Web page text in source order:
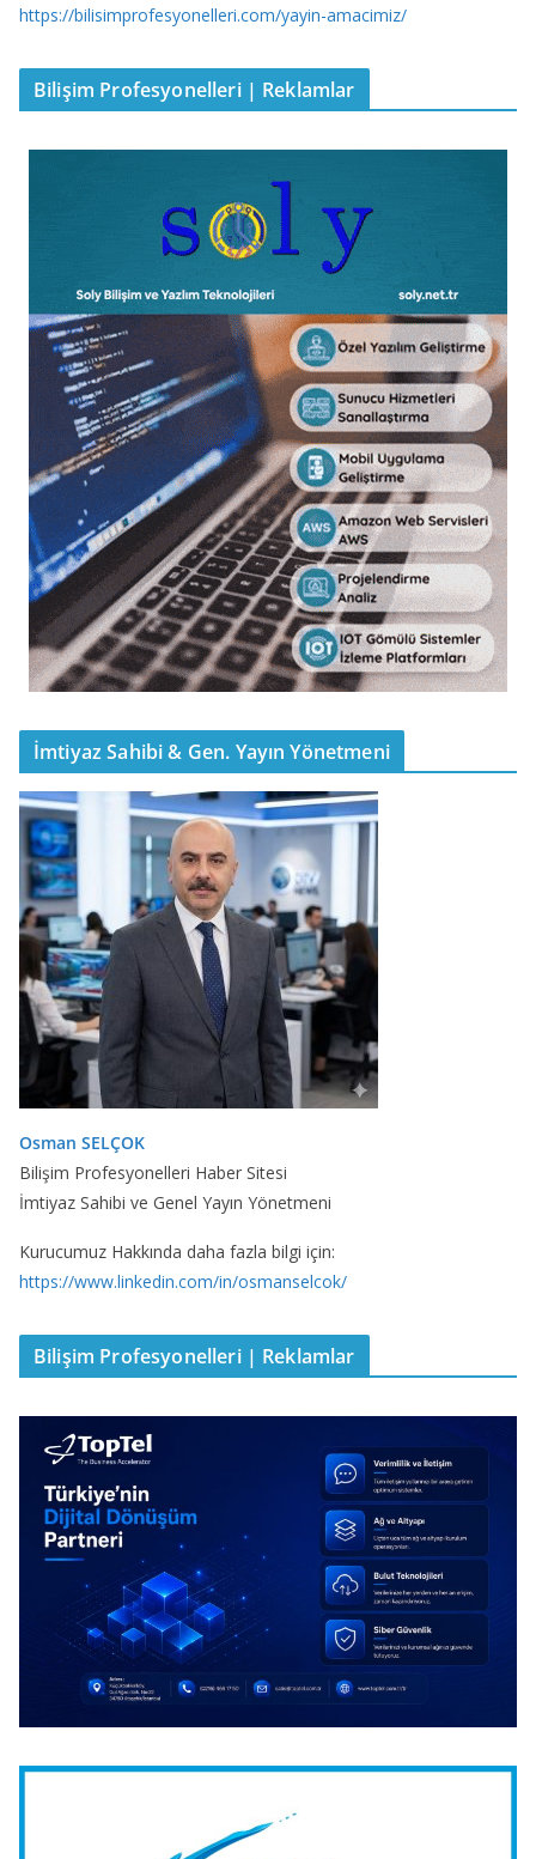
https://bilisimprofesyonelleri.com/yayin-amacimiz/
Bilişim Profesyonelleri | Reklamlar
İmtiyaz Sahibi & Gen. Yayın Yönetmeni
Osman SELÇOK
Bilişim Profesyonelleri Haber Sitesi
İmtiyaz Sahibi ve Genel Yayın Yönetmeni
Kurucumuz Hakkında daha fazla bilgi için:
https://www.linkedin.com/in/osmanselcok/
Bilişim Profesyonelleri | Reklamlar